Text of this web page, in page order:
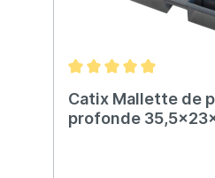
Catix Mallette de
profonde